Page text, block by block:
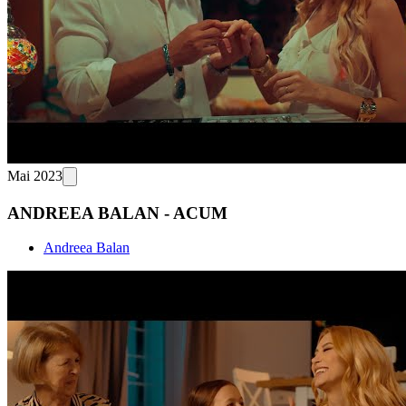
Mai 2023
ANDREEA BALAN - ACUM
Andreea Balan